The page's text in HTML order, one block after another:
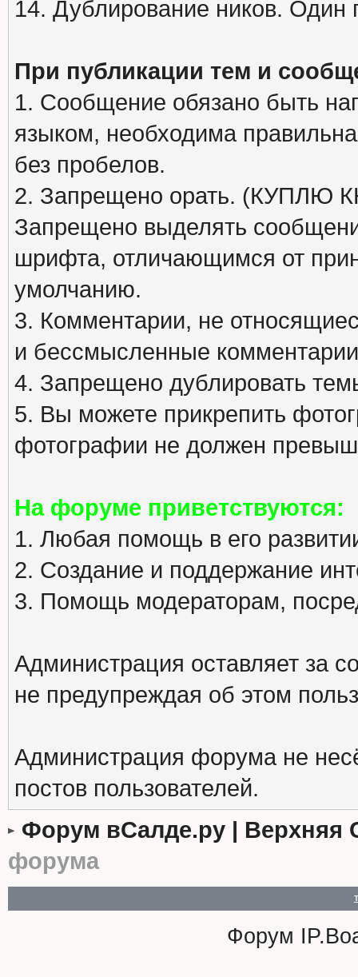
14. Дублирование ников. Один
При публикации тем и
1. Сообщение обязано быть
языком, необходима
без пробелов.
2. Запрещено орать. (КУПЛЮ
Запрещено выделять
шрифта, отличающимся от
умолчанию.
3. Комментарии, не
и бессмысленные
4. Запрещено дублировать
5. Вы можете прикрепить
фотографии не должен
На форуме приветствуются:
1. Любая помощь в его
2. Создание и поддержание
3. Помощь модераторам,
Администрация оставляет за
не предупреждая об этом
Администрация форума не
постов пользователей.
Форум вСалде.ру | Верхняя
форума
Форум